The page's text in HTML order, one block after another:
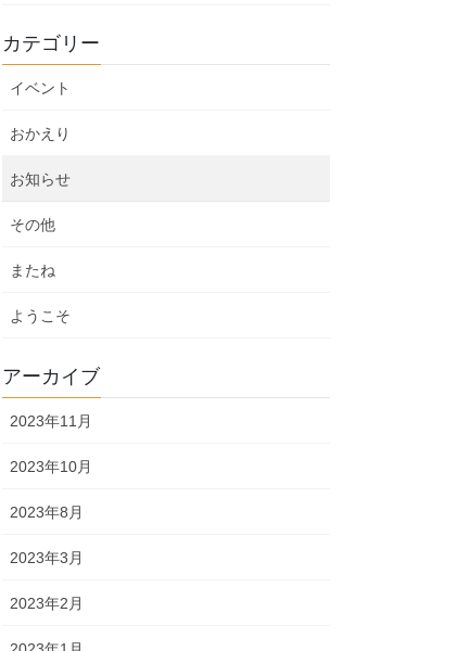
カテゴリー
イベント
おかえり
お知らせ
その他
またね
ようこそ
アーカイブ
2023年11月
2023年10月
2023年8月
2023年3月
2023年2月